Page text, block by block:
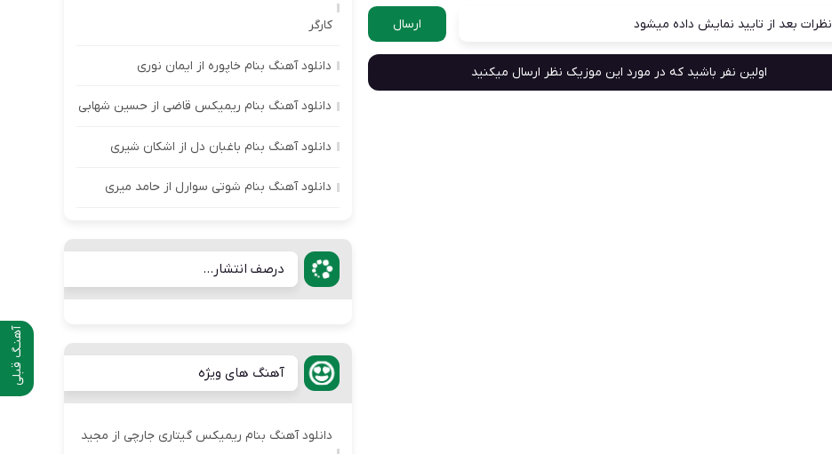
آهنـگ قبلی
نظرات بعد از تایید نمایش داده میشود ارسال
اولین نفر باشید که در مورد این موزیک نظر ارسال میکنید
کارگر
دانلود آهنگ بنام خاپوره از ایمان نوری
دانلود آهنگ بنام ریمیکس قاضی از حسین شهابی
دانلود آهنگ بنام باغبان دل از اشکان شیری
دانلود آهنگ بنام شوتی سوارل از حامد میری
درصف انتشار...
آهنگ های ویژه
دانلود آهنگ بنام ریمیکس گیتاری جارچی از مجید